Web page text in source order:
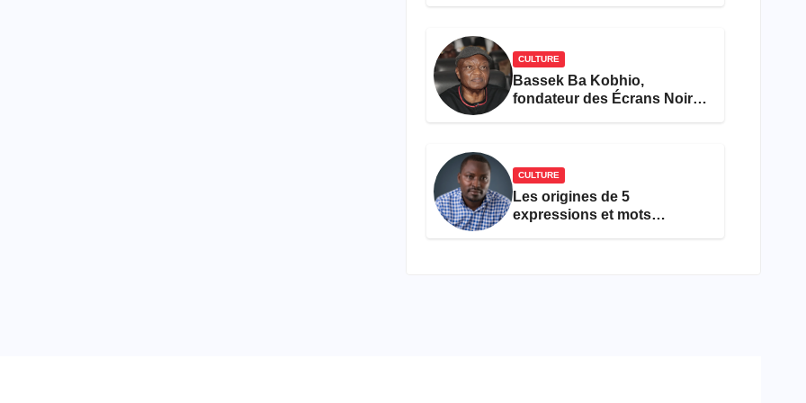
CULTURE
Bassek Ba Kobhio,
fondateur des Écrans Noirs,
CULTURE
Les origines de 5
expressions et mots